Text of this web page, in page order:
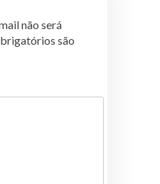
não será
são